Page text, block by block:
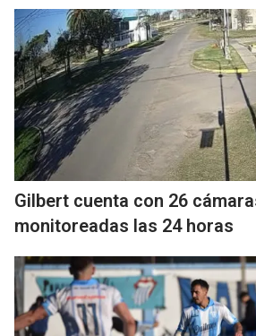
Gilbert cuenta con 26
monitoreadas las 24 horas